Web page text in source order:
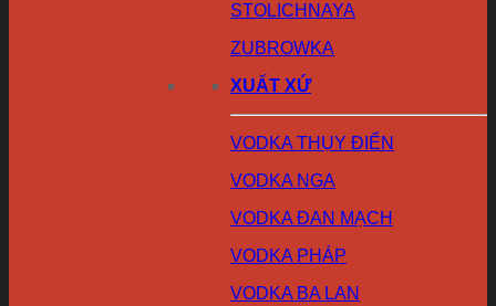
STOLICHNAYA
ZUBROWKA
XUẤT XỨ
VODKA THỤY ĐIỂN
VODKA NGA
VODKA ĐAN MẠCH
VODKA PHÁP
VODKA BA LAN